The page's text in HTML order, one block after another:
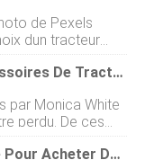
dun tracteur
la plupart
neuf, mais il
Lachat dun
nest peut-être
solution, en
Guide Des Accessoires De Tracteur Pour Les Petites Fermes
par Monica White
perdu. De ces
de récupération.
Un Guide Rapide Pour Acheter Des Canards